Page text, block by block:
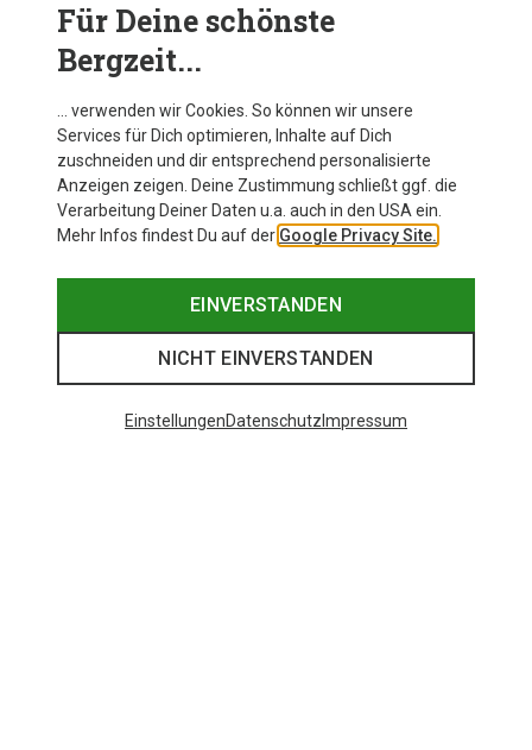
Andere Kunden kauften auch
Für Deine schönste
Bergzeit...
… verwenden wir Cookies. So können wir unsere
Services für Dich optimieren, Inhalte auf Dich
zuschneiden und dir entsprechend personalisierte
Anzeigen zeigen. Deine Zustimmung schließt ggf. die
Verarbeitung Deiner Daten u.a. auch in den USA ein.
Mehr Infos findest Du auf der Google Privacy Site.
EINVERSTANDEN
NICHT EINVERSTANDEN
EinstellungenDatenschutz Impressum